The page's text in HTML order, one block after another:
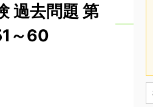
過去問題 第
～60